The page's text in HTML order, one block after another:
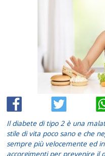
Il diabete di tipo 2 è una
stile di vita poco sano e che
sempre più velocemente ed
accorgimenti per prevenire il